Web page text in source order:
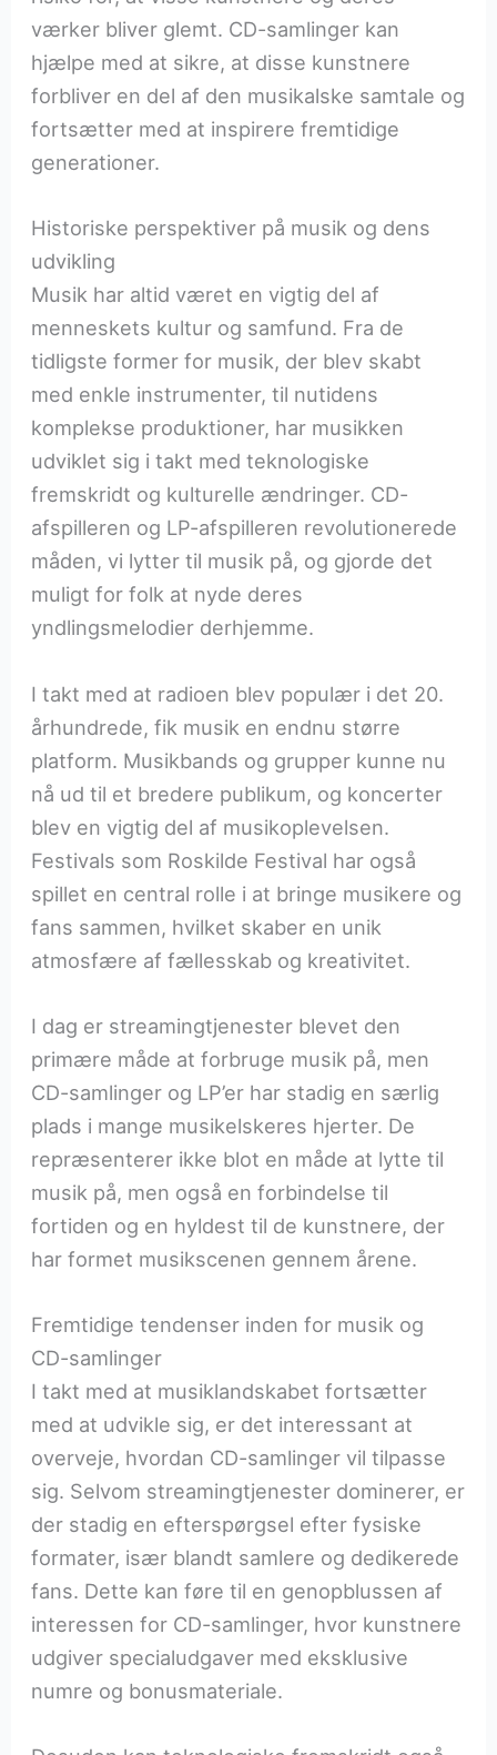
værker bliver glemt. CD-samlinger kan
hjælpe med at sikre, at disse kunstnere
forbliver en del af den musikalske samtale og
fortsætter med at inspirere fremtidige
generationer.
Historiske perspektiver på musik og dens
udvikling
Musik har altid været en vigtig del af
menneskets kultur og samfund. Fra de
tidligste former for musik, der blev skabt
med enkle instrumenter, til nutidens
komplekse produktioner, har musikken
udviklet sig i takt med teknologiske
fremskridt og kulturelle ændringer. CD-
afspilleren og LP-afspilleren revolutionerede
måden, vi lytter til musik på, og gjorde det
muligt for folk at nyde deres
yndlingsmelodier derhjemme.
I takt med at radioen blev populær i det 20.
århundrede, fik musik en endnu større
platform. Musikbands og grupper kunne nu
nå ud til et bredere publikum, og koncerter
blev en vigtig del af musikoplevelsen.
Festivals som Roskilde Festival har også
spillet en central rolle i at bringe musikere og
fans sammen, hvilket skaber en unik
atmosfære af fællesskab og kreativitet.
I dag er streamingtjenester blevet den
primære måde at forbruge musik på, men
CD-samlinger og LP’er har stadig en særlig
plads i mange musikelskeres hjerter. De
repræsenterer ikke blot en måde at lytte til
musik på, men også en forbindelse til
fortiden og en hyldest til de kunstnere, der
har formet musikscenen gennem årene.
Fremtidige tendenser inden for musik og
CD-samlinger
I takt med at musiklandskabet fortsætter
med at udvikle sig, er det interessant at
overveje, hvordan CD-samlinger vil tilpasse
sig. Selvom streamingtjenester dominerer, er
der stadig en efterspørgsel efter fysiske
formater, især blandt samlere og dedikerede
fans. Dette kan føre til en genopblussen af
interessen for CD-samlinger, hvor kunstnere
udgiver specialudgaver med eksklusive
numre og bonusmateriale.